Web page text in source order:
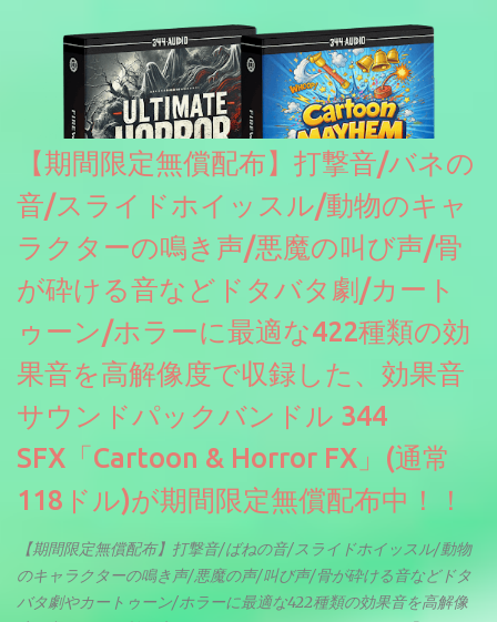
【期間限定無償配布】打撃音/バネの
音/スライドホイッスル/動物のキャ
ラクターの鳴き声/悪魔の叫び声/骨
が砕ける音などドタバタ劇/カート
ゥーン/ホラーに最適な422種類の効
果音を高解像度で収録した、効果音
サウンドパックバンドル 344
SFX「Cartoon & Horror FX」(通常
118ドル)が期間限定無償配布中！！
【期間限定無償配布】打撃音/ばねの音/スライドホイッスル/動物
のキャラクターの鳴き声/悪魔の声/叫び声/骨が砕ける音などドタ
バタ劇やカートゥーン/ホラーに最適な422種類の効果音を高解像